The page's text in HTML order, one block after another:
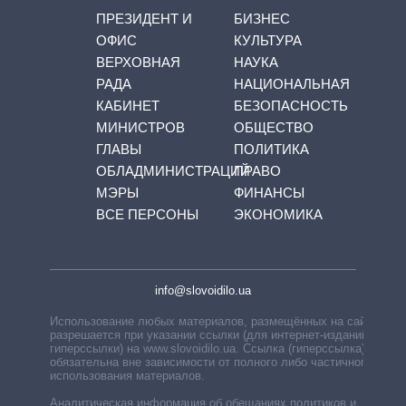
ПРЕЗИДЕНТ И
ОФИС
ВЕРХОВНАЯ
РАДА
КАБИНЕТ
МИНИСТРОВ
ГЛАВЫ
ОБЛАДМИНИСТРАЦИЙ
МЭРЫ
ВСЕ ПЕРСОНЫ
БИЗНЕС
КУЛЬТУРА
НАУКА
НАЦИОНАЛЬНАЯ
БЕЗОПАСНОСТЬ
ОБЩЕСТВО
ПОЛИТИКА
ПРАВО
ФИНАНСЫ
ЭКОНОМИКА
info@slovoidilo.ua
Использование любых материалов, размещённых на сайте,
разрешается при указании ссылки (для интернет-изданий —
гиперссылки) на www.slovoidilo.ua. Ссылка (гиперссылка)
обязательна вне зависимости от полного либо частичного
использования материалов.
Аналитическая информация об обещаниях политиков и